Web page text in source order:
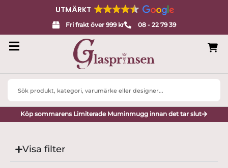
UTMÄRKT
Fri frakt över 999 kr 08 - 22 79 39
Search
Köp sommarens Limiterade Muminmugg innan det tar slut
Visa filter